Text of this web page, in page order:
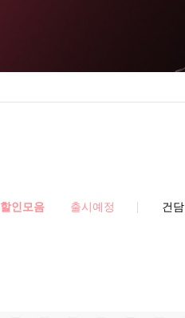
할인모음 출시예정 건담